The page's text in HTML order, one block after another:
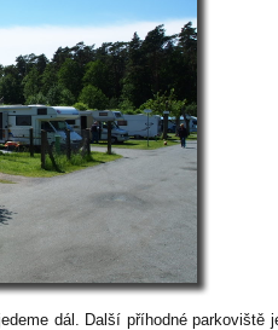
dál. Další příhodné parkoviště